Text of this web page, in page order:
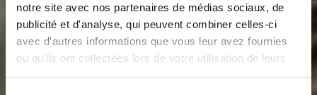
notre site avec nos partenaires de médias sociaux, de
publicité et d'analyse, qui peuvent combiner celles-ci
avec d'autres informations que vous leur avez fournies
ou qu'ils ont collectées lors de votre utilisation de leurs
Parcours local de
randonnée - W5